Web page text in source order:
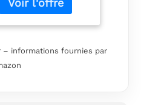
– informations fournies par